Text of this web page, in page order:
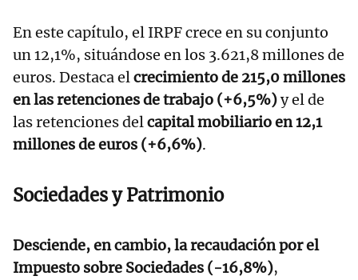
En este capítulo, el IRPF crece en su conjunto
un 12,1%, situándose en los 3.621,8 millones de
euros. Destaca elcrecimiento de 215,0 millones
en las retenciones de trabajo (+6,5%)y el de
las retenciones delcapital mobiliario en 12,1
millones de euros (+6,6%).
Sociedades y Patrimonio
Desciende, en cambio, la recaudación por el
Impuesto sobre Sociedades (-16,8%),